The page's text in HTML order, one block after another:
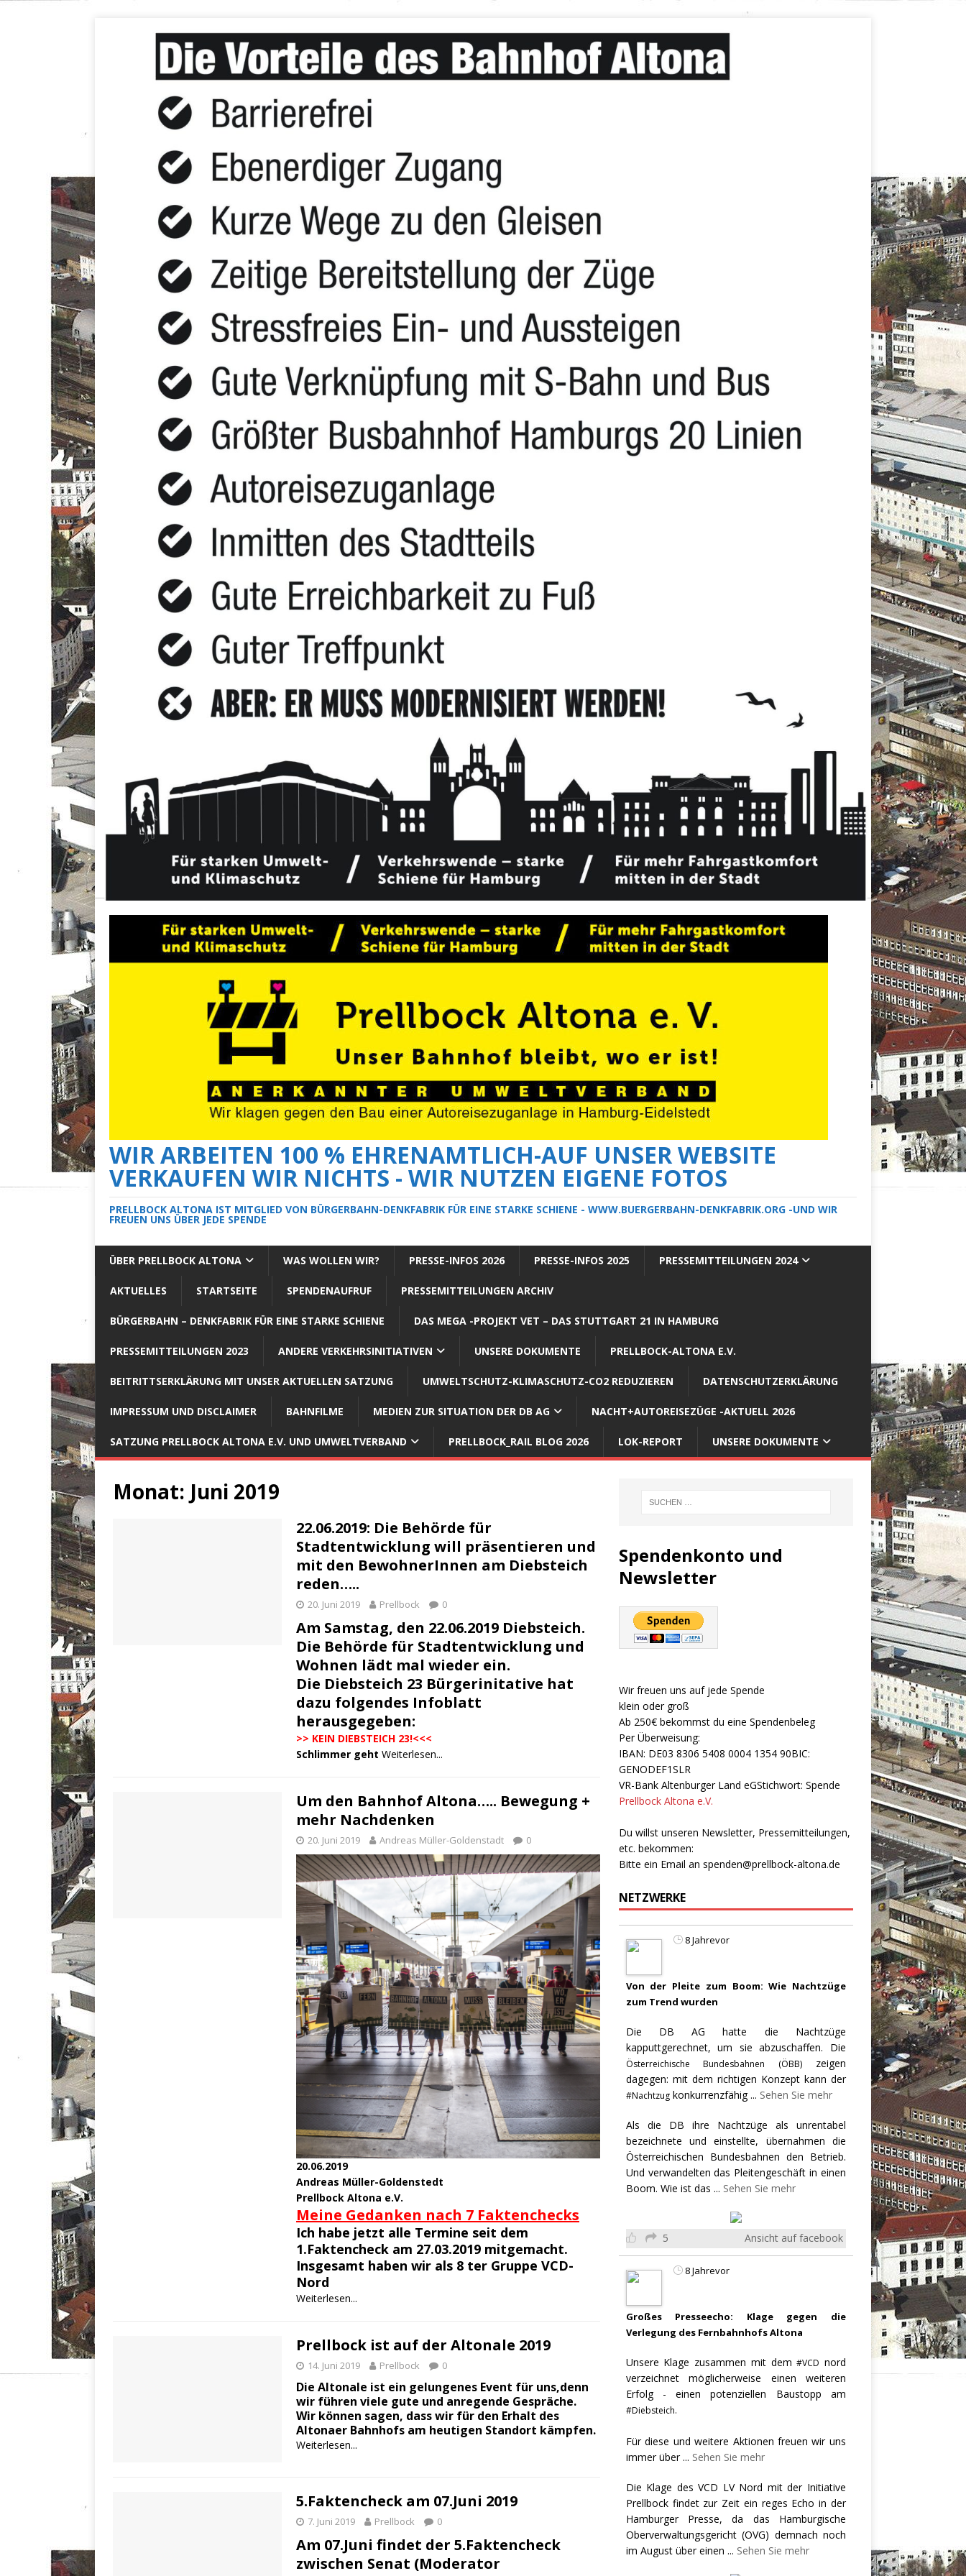
WIR ARBEITEN 100 % EHRENAMTLICH-AUF UNSER WEBSITE
VERKAUFEN WIR NICHTS - WIR NUTZEN EIGENE FOTOS
PRELLBOCK ALTONA IST MITGLIED VON BÜRGERBAHN-DENKFABRIK FÜR EINE STARKE SCHIENE - WWW.BUERGERBAHN-DENKFABRIK.ORG -UND WIR
FREUEN UNS ÜBER JEDE SPENDE
ÜBER PRELLBOCK ALTONA WAS WOLLEN WIR? PRESSE-INFOS 2026 PRESSE-INFOS 2025 PRESSEMITTEILUNGEN 2024
AKTUELLES STARTSEITE SPENDENAUFRUF PRESSEMITTEILUNGEN ARCHIV
BÜRGERBAHN – DENKFABRIK FÜR EINE STARKE SCHIENE DAS MEGA -PROJEKT VET – DAS STUTTGART 21 IN HAMBURG
PRESSEMITTEILUNGEN 2023 ANDERE VERKEHRSINITIATIVEN UNSERE DOKUMENTE PRELLBOCK-ALTONA E.V.
BEITRITTSERKLÄRUNG MIT UNSER AKTUELLEN SATZUNG UMWELTSCHUTZ-KLIMASCHUTZ-CO2 REDUZIEREN DATENSCHUTZERKLÄRUNG
IMPRESSUM UND DISCLAIMER BAHNFILME MEDIEN ZUR SITUATION DER DB AG NACHT+AUTOREISEZÜGE -AKTUELL 2026
SATZUNG PRELLBOCK ALTONA E.V. UND UMWELTVERBAND PRELLBOCK_RAIL BLOG 2026 LOK-REPORT UNSERE DOKUMENTE
Monat: Juni 2019
22.06.2019: Die Behörde für
Stadtentwicklung will präsentieren und
mit den BewohnerInnen am Diebsteich
reden…..
20. Juni 2019 Prellbock 0
Am Samstag, den 22.06.2019 Diebsteich.
Die Behörde für Stadtentwicklung und
Wohnen lädt mal wieder ein.
Die Diebsteich 23 Bürgerinitative hat
dazu folgendes Infoblatt
herausgegeben:
>> KEIN DIEBSTEICH 23!<<<
Schlimmer geht Weiterlesen...
Um den Bahnhof Altona….. Bewegung +
mehr Nachdenken
20. Juni 2019 Andreas Müller-Goldenstadt 0
20.06.2019
Andreas Müller-Goldenstedt
Prellbock Altona e.V.
Meine Gedanken nach 7 Faktenchecks
Ich habe jetzt alle Termine seit dem
1.Faktencheck am 27.03.2019 mitgemacht.
Insgesamt haben wir als 8 ter Gruppe VCD-
Nord
Weiterlesen...
Prellbock ist auf der Altonale 2019
14. Juni 2019 Prellbock 0
Die Altonale ist ein gelungenes Event für uns,denn
wir führen viele gute und anregende Gespräche.
Wir können sagen, dass wir für den Erhalt des
Altonaer Bahnhofs am heutigen Standort kämpfen.
Weiterlesen...
5.Faktencheck am 07.Juni 2019
7. Juni 2019 Prellbock 0
Am 07.Juni findet der 5.Faktencheck
zwischen Senat (Moderator
Spendenkonto und
Newsletter
Wir freuen uns auf jede Spende
klein oder groß
Ab 250€ bekommst du eine Spendenbeleg
Per Überweisung:
IBAN: DE03 8306 5408 0004 1354 90BIC:
GENODEF1SLR
VR-Bank Altenburger Land eGStichwort: Spende
Prellbock Altona e.V.
Du willst unseren Newsletter, Pressemitteilungen,
etc. bekommen:
Bitte ein Email an spenden@prellbock-altona.de
NETZWERKE
8 Jahrevor
Von der Pleite zum Boom: Wie Nachtzüge
zum Trend wurden
Die DB AG hatte die Nachtzüge
kapputtgerechnet, um sie abzuschaffen. Die
Österreichische Bundesbahnen (ÖBB)zeigen
dagegen: mit dem richtigen Konzept kann der
#Nachtzugkonkurrenzfähig... Sehen Sie mehr
Als die DB ihre Nachtzüge als unrentabel
bezeichnete und einstellte, übernahmen die
Österreichischen Bundesbahnen den Betrieb.
Und verwandelten das Pleitengeschäft in einen
Boom. Wie ist das ... Sehen Sie mehr
5 Ansicht auf facebook
8 Jahrevor
Großes Presseecho: Klage gegen die
Verlegung des Fernbahnhofs Altona
Unsere Klage zusammen mit dem#VCD nord
verzeichnet möglicherweise einen weiteren
Erfolg - einen potenziellen Baustopp am
#Diebsteich.
Für diese und weitere Aktionen freuen wir uns
immer über... Sehen Sie mehr
Die Klage des VCD LV Nord mit der Initiative
Prellbock findet zur Zeit ein reges Echo in der
Hamburger Presse, da das Hamburgische
Oberverwaltungsgericht (OVG) demnach noch
im August über einen ... Sehen Sie mehr